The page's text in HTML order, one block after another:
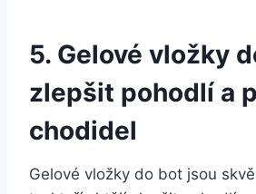
5. Gelové ⁣vložky
zlepšit pohodlí​ a
chodidel
Gelové vložky⁤ do bot⁣ jsou